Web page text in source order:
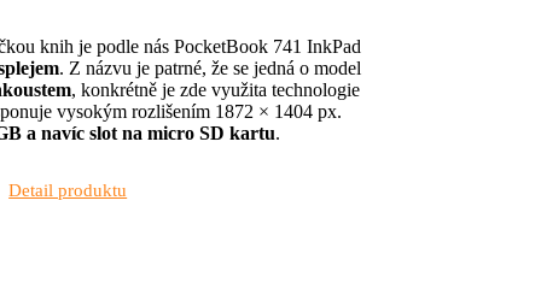
knih je podle nás PocketBook 741 InkPad
. Z názvu je patrné, že se jedná o model
, konkrétně je zde využita technologie
vysokým rozlišením 1872 × 1404 px.
a navíc slot na micro SD kartu.
Detail produktu